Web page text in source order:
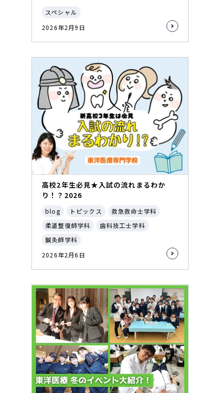
スペシャル
2026年2月9日
高校2年生必見★入試の流れまるわか
り！？2026
blog トピックス
救急救命士学科
柔道整復師学科
歯科技工士学科
鍼灸師学科
2026年2月6日